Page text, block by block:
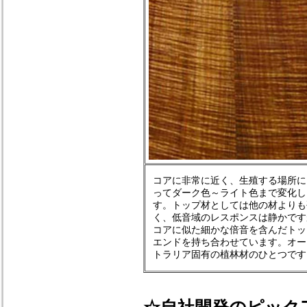
コアに非常に近く、生殖する場所
ってダーク色～ライト色まで変化
す。トップ材としては他の材より
く、低音域のレスポンスは静かで
コアに似た細かな倍音を含んだト
エンドを持ち合わせています。オ
トラリア固有の植林材のひとつで